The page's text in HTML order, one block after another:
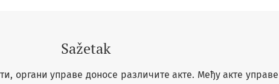
Sažetak
органи управе доносе различите акте. Међу акте управе